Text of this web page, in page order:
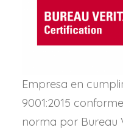
Empresa en
9001:2015
norma por Bureau